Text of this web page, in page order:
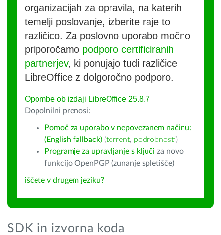
organizacijah za opravila, na katerih
temelji poslovanje, izberite raje to
različico. Za poslovno uporabo močno
priporočamo podporo certificiranih
partnerjev, ki ponujajo tudi različice
LibreOffice z dolgoročno podporo.
Opombe ob izdaji LibreOffice 25.8.7
Dopolnilni prenosi:
Pomoč za uporabo v nepovezanem načinu:
(English fallback) (torrent, podrobnosti)
Programje za upravljanje s ključi za novo
funkcijo OpenPGP (zunanje spletišče)
iščete v drugem jeziku?
SDK in izvorna koda